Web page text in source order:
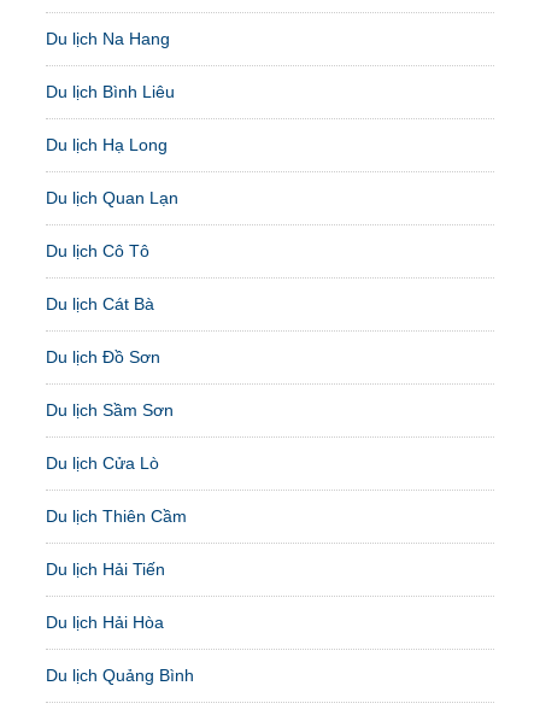
Du lịch Na Hang
Du lịch Bình Liêu
Du lịch Hạ Long
Du lịch Quan Lạn
Du lịch Cô Tô
Du lịch Cát Bà
Du lịch Đồ Sơn
Du lịch Sầm Sơn
Du lịch Cửa Lò
Du lịch Thiên Cầm
Du lịch Hải Tiến
Du lịch Hải Hòa
Du lịch Quảng Bình